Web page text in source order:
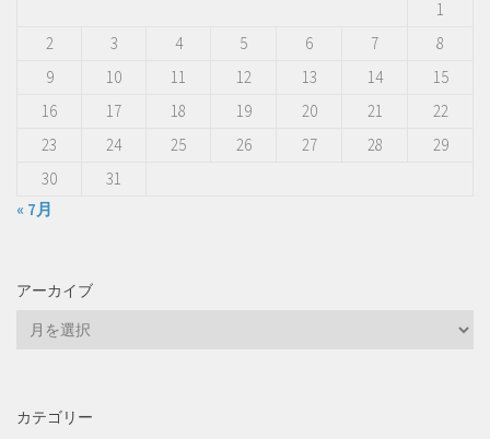
1
2
3 4 5 6 7
8
9
10 11 12 13 14
15
16
17 18 19 20 21
22
23
24 25 26 27 28
29
30
31
« 7月
アーカイブ
ブ
カテゴリー